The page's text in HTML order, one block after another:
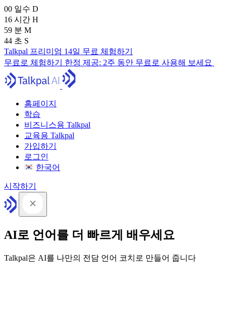
00 일수 D
16 시간 H
59 분 M
43 초 S
Talkpal 프리미엄 14일 무료 체험하기
무료로 체험하기 한정 제공: 2주 동안 무료로 사용해 보세요
홈페이지
학습
비즈니스용 Talkpal
교육용 Talkpal
가입하기
로그인
한국어
시작하기
AI로 언어를 더 빠르게 배우세요
Talkpal은 AI를 나만의 전담 언어 코치로 만들어 줍니다